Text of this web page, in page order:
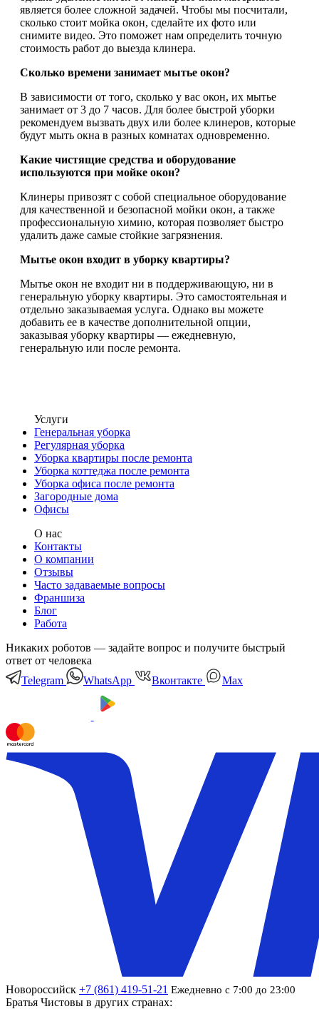
является более сложной задачей. Чтобы мы посчитали,
сколько стоит мойка окон, сделайте их фото или
снимите видео. Это поможет нам определить точную
стоимость работ до выезда клинера.
Сколько времени занимает мытье окон?
В зависимости от того, сколько у вас окон, их мытье
занимает от 3 до 7 часов. Для более быстрой уборки
рекомендуем вызвать двух или более клинеров, которые
будут мыть окна в разных комнатах одновременно.
Какие чистящие средства и оборудование
используются при мойке окон?
Клинеры привозят с собой специальное оборудование
для качественной и безопасной мойки окон, а также
профессиональную химию, которая позволяет быстро
удалить даже самые стойкие загрязнения.
Мытье окон входит в уборку квартиры?
Мытье окон не входит ни в поддерживающую, ни в
генеральную уборку квартиры. Это самостоятельная и
отдельно заказываемая услуга. Однако вы можете
добавить ее в качестве дополнительной опции,
заказывая уборку квартиры — ежедневную,
генеральную или после ремонта.
Услуги
Генеральная уборка
Регулярная уборка
Уборка квартиры после ремонта
Уборка коттеджа после ремонта
Уборка офиса после ремонта
Загородные дома
Офисы
О нас
Контакты
О компании
Отзывы
Часто задаваемые вопросы
Франшиза
Блог
Работа
Никаких роботов — задайте вопрос и получите быстрый
ответ от человека
Telegram
WhatsApp Вконтакте Мах
Новороссийск +7 (861) 419-51-21 Ежедневно с 7:00 до 23:00
Братья Чистовы в других странах: